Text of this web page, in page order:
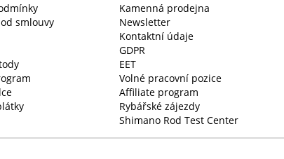
smlouvy
Kamenná prodejna
Newsletter
Kontaktní údaje
GDPR
EET
Volné pracovní pozice
Affiliate program
Rybářské zájezdy
Shimano Rod Test Center